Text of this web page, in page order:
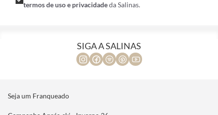
termos de uso e privacidadeda Salinas.
SIGA A SALINAS
Seja um Franqueado